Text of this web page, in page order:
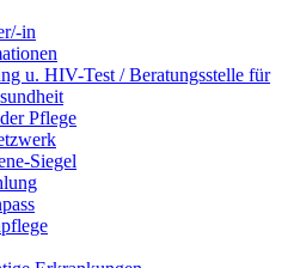
in
u. HIV-Test / Beratungsstelle für
Pflege
Siegel